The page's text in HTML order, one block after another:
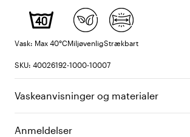
Vask: Max 40°CMiljøvenligStrækbart
SKU: 40026192-1000-10007
Vaskeanvisninger og materialer
Anmeldelser